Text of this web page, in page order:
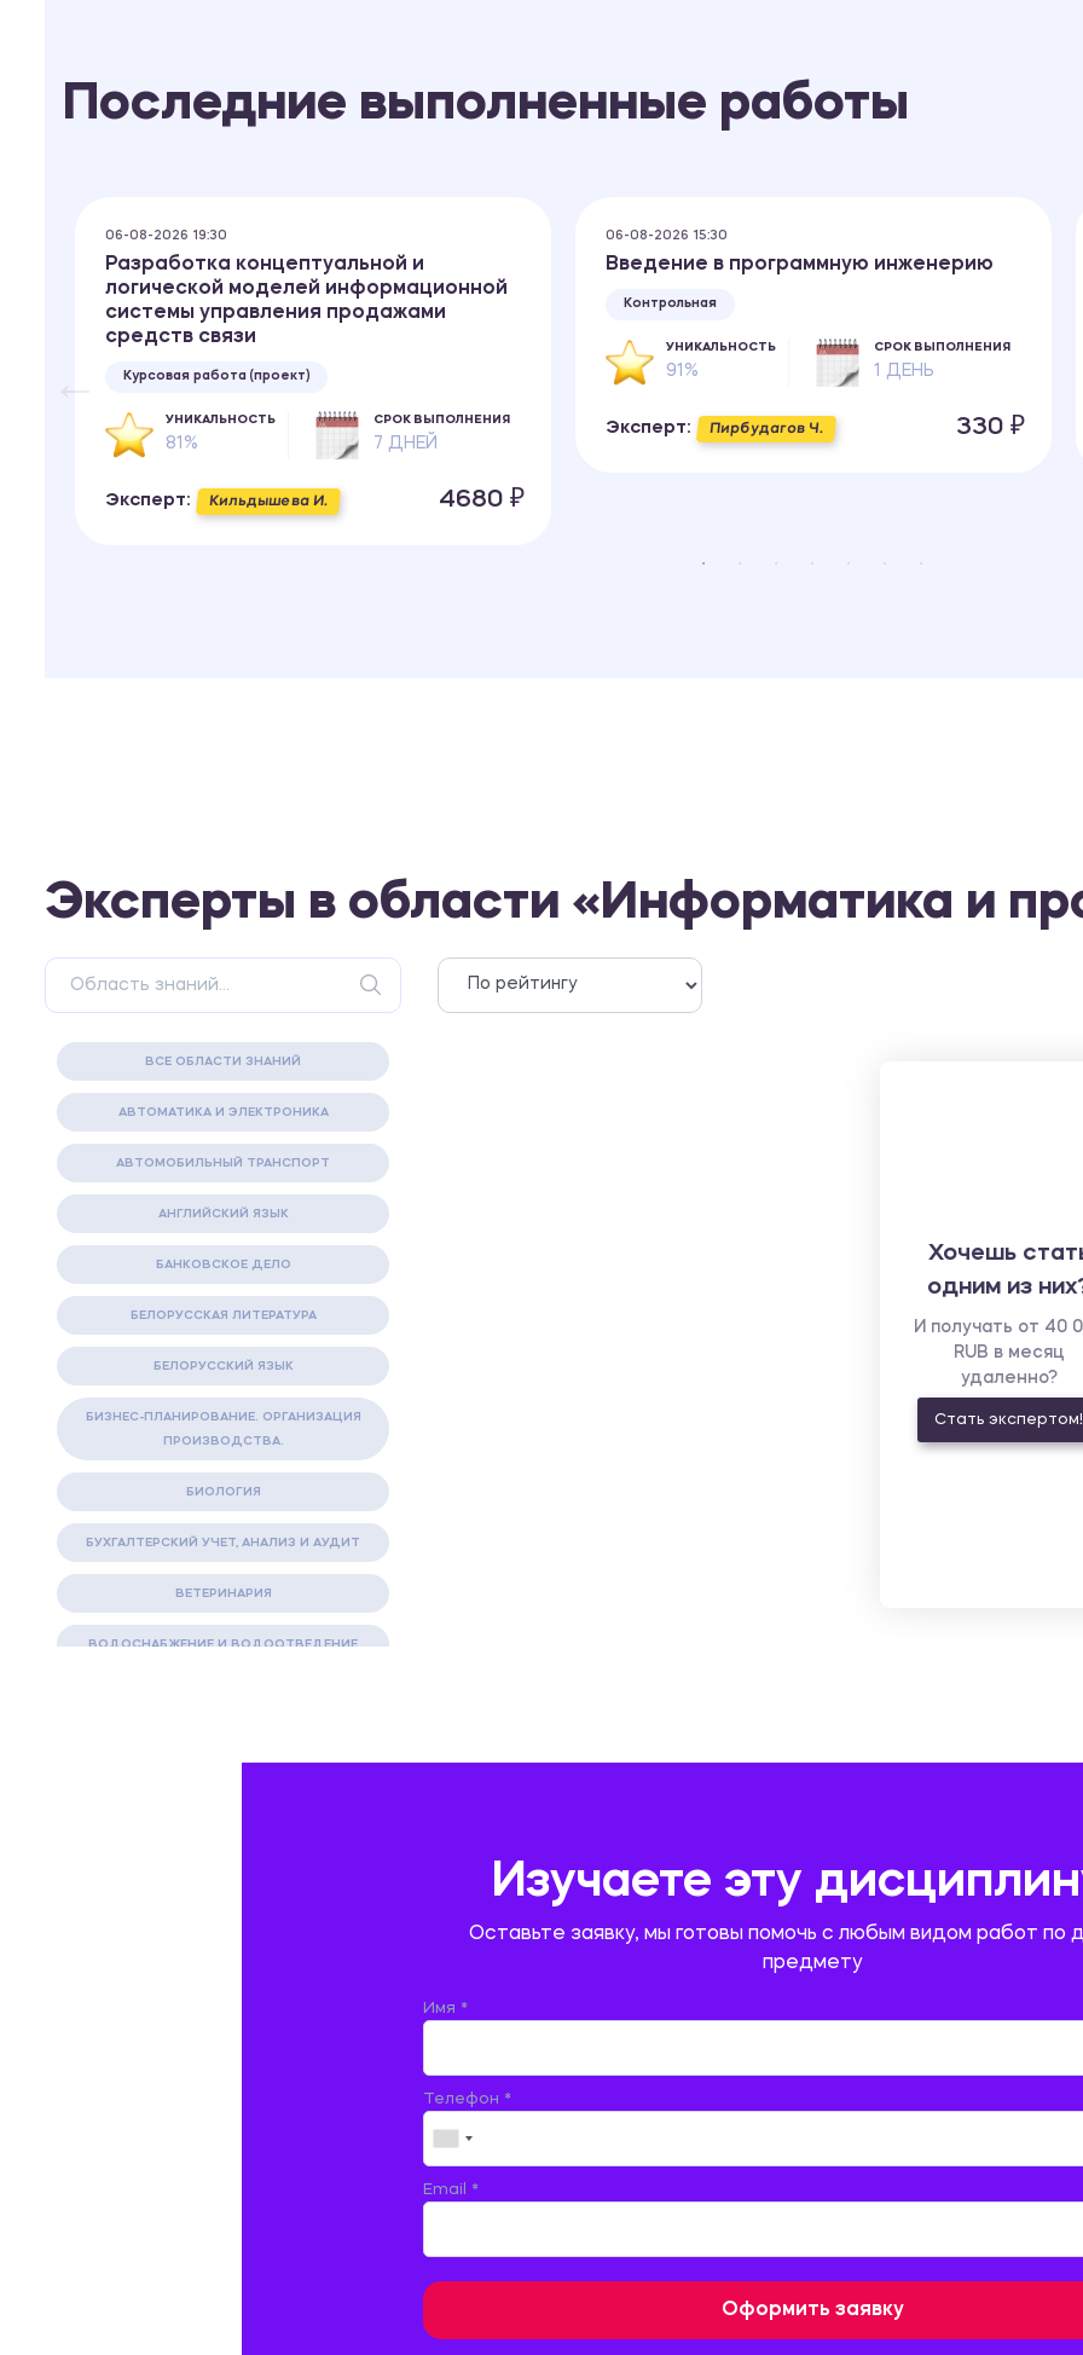
Последние выполненные работы
06-08-2026 19:30
Разработка концептуальной и
логической моделей информационной
системы управления продажами
средств связи
Курсовая работа (проект)
УНИКАЛЬНОСТЬ
81%
СРОК ВЫПОЛНЕНИЯ
7 ДНЕЙ
Эксперт: Кильдышева И. 4680 ₽
06-08-2026 15:30
Введение в программную инженерию
Контрольная
УНИКАЛЬНОСТЬ
91%
СРОК ВЫПОЛНЕНИЯ
1 ДЕНЬ
Эксперт: Пирбудагов Ч. 330 ₽
Эксперты в области «Информатика и
ВСЕ ОБЛАСТИ ЗНАНИЙ
АВТОМАТИКА И ЭЛЕКТРОНИКА
АВТОМОБИЛЬНЫЙ ТРАНСПОРТ
АНГЛИЙСКИЙ ЯЗЫК
БАНКОВСКОЕ ДЕЛО
БЕЛОРУССКАЯ ЛИТЕРАТУРА
БЕЛОРУССКИЙ ЯЗЫК
БИЗНЕС-ПЛАНИРОВАНИЕ. ОРГАНИЗАЦИЯ
ПРОИЗВОДСТВА.
БИОЛОГИЯ
БУХГАЛТЕРСКИЙ УЧЕТ, АНАЛИЗ И АУДИТ
ВЕТЕРИНАРИЯ
ВОДОСНАБЖЕНИЕ И ВОДООТВЕДЕНИЕ
Хочешь
одним из
И получать от 40
RUB в месяц
удаленно?
Стать экспертом!
Изучаете эту
Оставьте заявку, мы готовы помочь с любым видом работ по
предмету
Имя *
Телефон *
Email *